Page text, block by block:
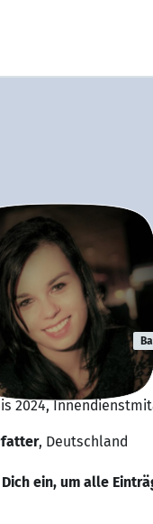
Wadulla
für Projekte. 🔎
2024,
, Deutschland
ein, um alle